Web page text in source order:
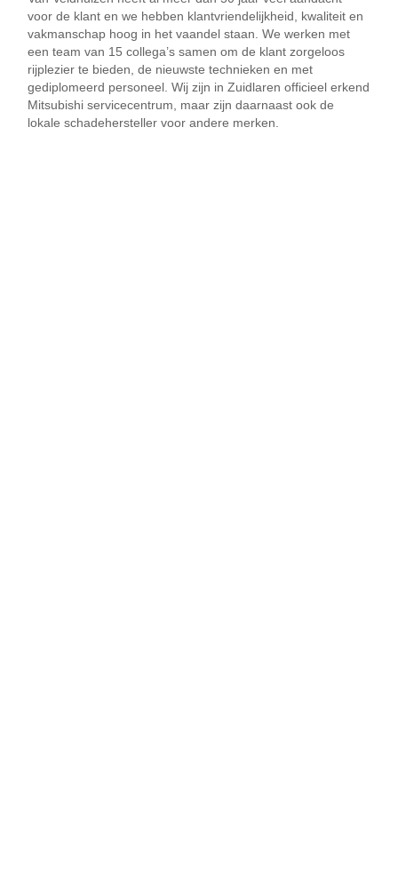
voor de klant en we hebben klantvriendelijkheid, kwaliteit en
vakmanschap hoog in het vaandel staan. We werken met
een team van 15 collega’s samen om de klant zorgeloos
rijplezier te bieden, de nieuwste technieken en met
gediplomeerd personeel. Wij zijn in Zuidlaren officieel erkend
Mitsubishi servicecentrum, maar zijn daarnaast ook de
lokale schadehersteller voor andere merken.